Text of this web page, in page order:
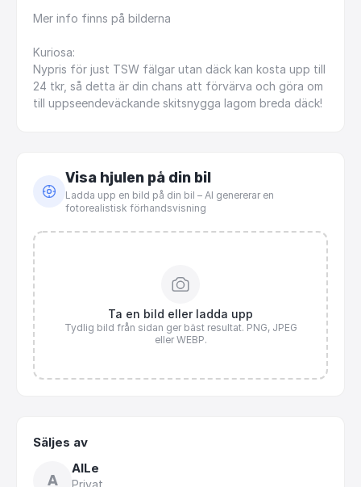
Mer info finns på bilderna
Kuriosa:
Nypris för just TSW fälgar utan däck kan kosta upp till
24 tkr, så detta är din chans att förvärva och göra om
till uppseendeväckande skitsnygga lagom breda däck!
Visa hjulen på din bil
Ladda upp en bild på din bil – AI genererar en
fotorealistisk förhandsvisning
Ta en bild eller ladda upp
Tydlig bild från sidan ger bäst resultat. PNG, JPEG
eller WEBP.
Säljes av
A
AlLe
Privat